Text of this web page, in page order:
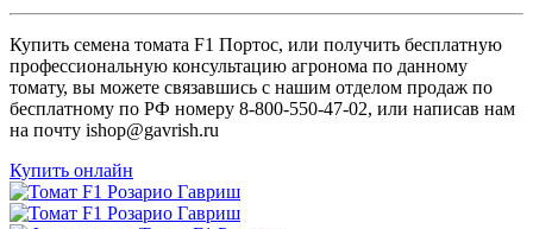
Купить семена томата F1 Портос, или получить бесплатную
профессиональную консультацию агронома по данному
томату, вы можете связавшись с нашим отделом продаж по
бесплатному по РФ номеру 8-800-550-47-02, или написав нам
на почту ishop@gavrish.ru
Купить онлайн